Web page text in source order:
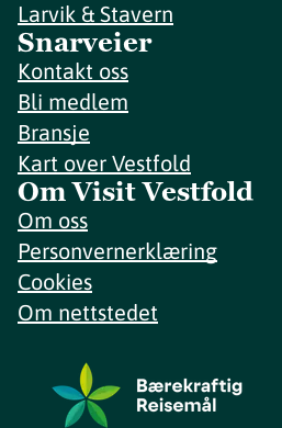
Larvik & Stavern
Snarveier
Kontakt oss
Bli medlem
Bransje
Kart over Vestfold
Om Visit Vestfold
Om oss
Personvernerklæring
Cookies
Om nettstedet